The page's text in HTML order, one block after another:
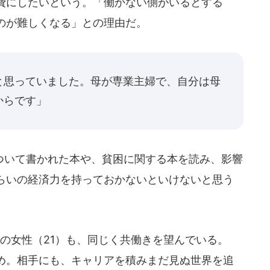
難しくなる」との理由だ。
っていました。母が専業主婦で、自分は母
です」
て書かれた本や、貧困に関する本を読み、影響
の経済力を持っておかないといけないと思う
性（21）も、同じく共働きを望んでいる。
相手にも、キャリアを積みまだ見ぬ世界を追